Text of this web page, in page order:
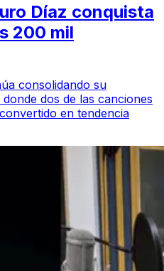
Díaz conquista
200 mil
consolidando su
dos de las canciones
en tendencia